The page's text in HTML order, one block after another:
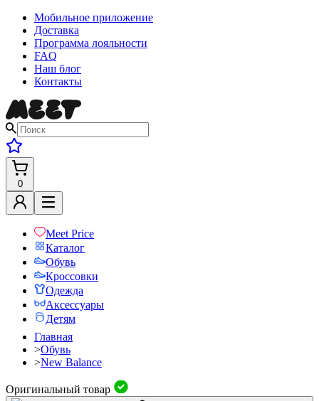
Мобильное приложение
Доставка
Программа лояльности
FAQ
Наш блог
Контакты
0
Meet Price
Каталог
Обувь
Кроссовки
Одежда
Аксессуары
Детям
Главная
>Обувь
>New Balance
Оригинальный товар